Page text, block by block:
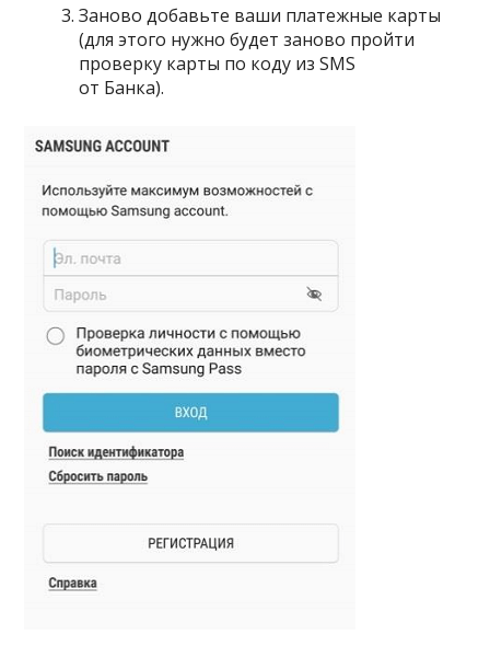
Заново добавьте ваши платежные карты
(для этого нужно будет заново пройти
проверку карты по коду из SMS
от Банка).